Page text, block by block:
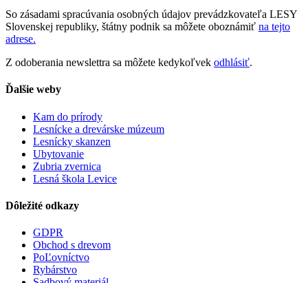
So zásadami spracúvania osobných údajov prevádzkovateľa LESY
Slovenskej republiky, štátny podnik sa môžete oboznámiť na tejto
adrese.
Z odoberania newslettra sa môžete kedykoľvek odhlásiť.
Ďalšie weby
Kam do prírody
Lesnícke a drevárske múzeum
Lesnícky skanzen
Ubytovanie
Zubria zvernica
Lesná škola Levice
Dôležité odkazy
GDPR
Obchod s drevom
PoĽovníctvo
Rybárstvo